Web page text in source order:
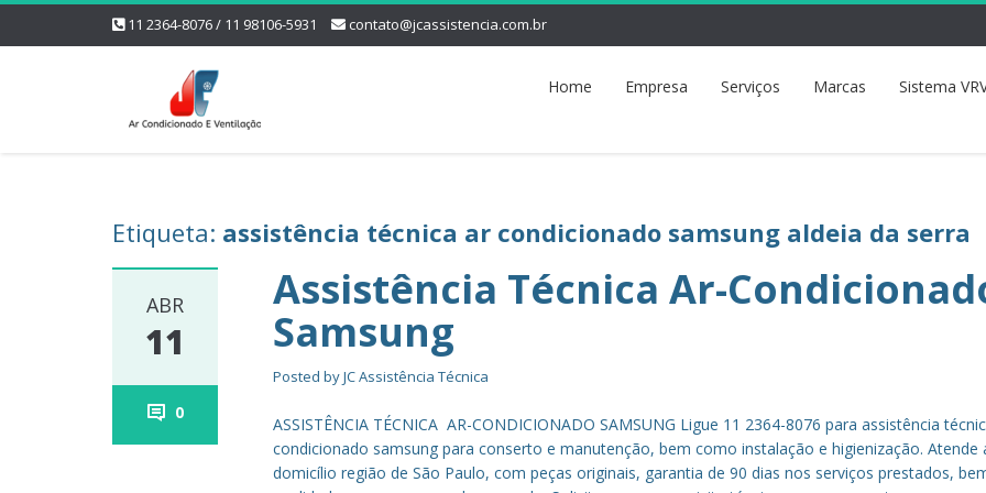
11 2364-8076 / 11 98106-5931 contato@jcassistencia.com.br
Home Empresa Serviços Marcas Sistema
Etiqueta: assistência técnica ar condicionado samsung aldeia da serra
ABR
11
0
Assistência Técnica Ar-
Samsung
Posted byJC Assistência Técnica
ASSISTÊNCIA TÉCNICA AR-CONDICIONADO SAMSUNG Ligue 11 2364-8076 para assistência
condicionado samsung para conserto e manutenção, bem como instalação e higienização. Atende
domicílio região de São Paulo, com peças originais, garantia de 90 dias nos serviços prestados,